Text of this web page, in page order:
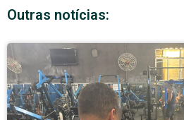
Outras notícias: